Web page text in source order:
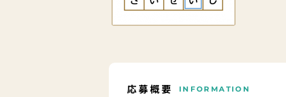
応募概要 INFORMATION